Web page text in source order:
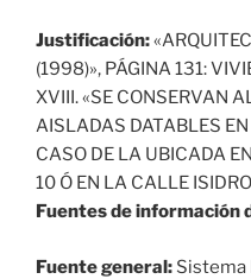
Justificación:
(1998)», PÁGINA 131:
XVIII. «SE CONSERVAN
AISLADAS DATABLES
CASO DE LA UBICADA
10 Ó EN LA CALLE
Fuentes de información
Fuente general: Sistema